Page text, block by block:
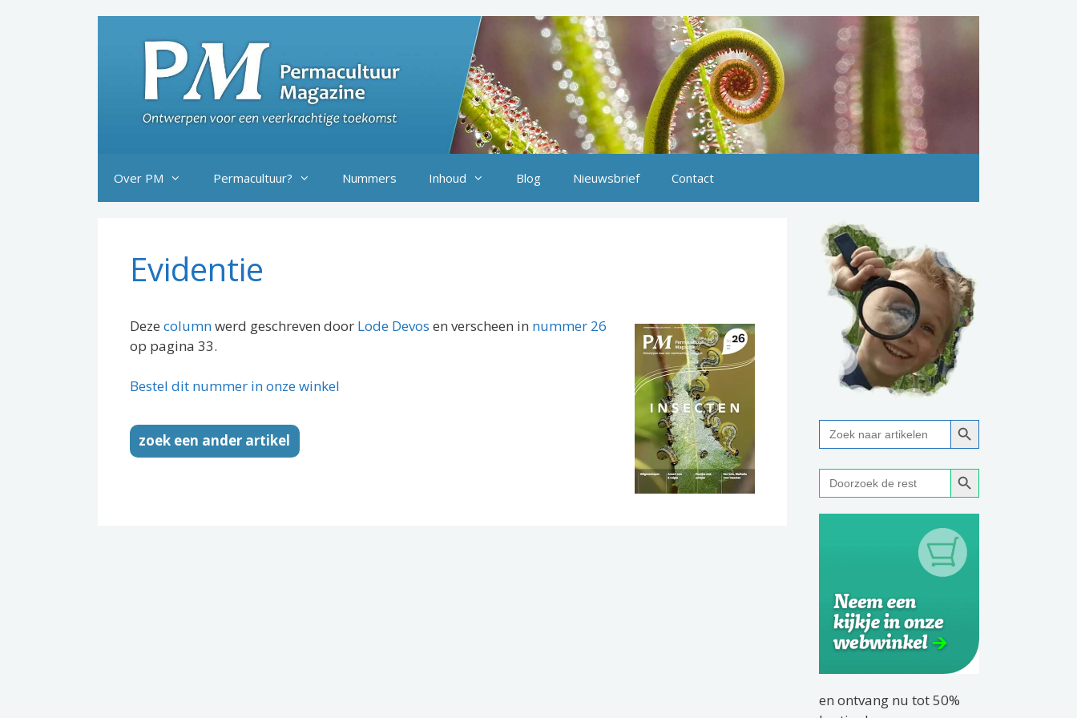
Over PM Permacultuur? Nummers Inhoud Blog Nieuwsbrief Contact
Evidentie
Deze columnwerd geschreven door Lode Devos en verscheen in nummer 26
op pagina 33.
Bestel dit nummer in onze winkel
zoek een ander artikel
Zoek
naar:
Zoekknop
Zoek
naar:
Zoekknop
en ontvang nu tot 50%